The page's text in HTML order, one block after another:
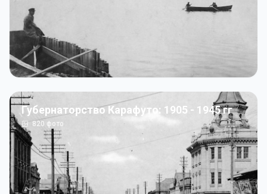
Губернаторство Карафуто: 1905 - 1945 гг
820 фото